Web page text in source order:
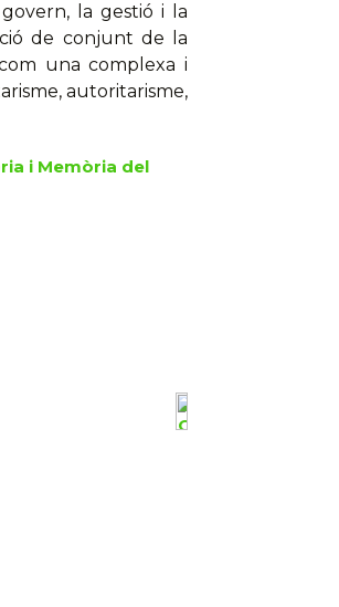
la gestió i la
de conjunt de la
una complexa i
autoritarisme,
i Memòria del